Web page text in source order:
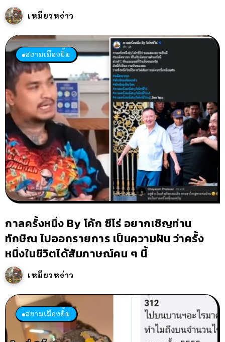
เหมียวหง่าว
สยามเมืองยิ้ม
กาลครั้งหนึ่ง By โค้ก ซีโร่ อยากเชิญท่าน
ทักษิณ ไปออกรายการ เป็นความฝัน ว่าครั้ง
หนึ่งในชีวิตได้สัมภาษณ์คน ๆ นี้
เหมียวหง่าว
สยามเมืองยิ้ม